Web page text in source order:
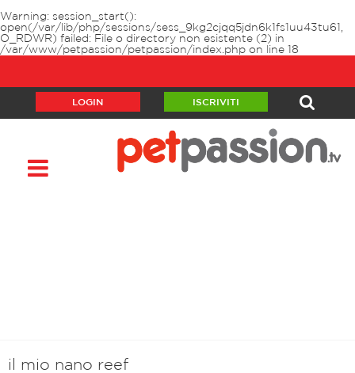
Warning: session_start():
open(/var/lib/php/sessions/sess_9kg2cjqq5jdn6k1fs1uu43tu61,
O_RDWR) failed: File o directory non esistente (2) in
/var/www/petpassion/petpassion/index.php on line 18
LOGIN ISCRIVITI
il mio nano reef